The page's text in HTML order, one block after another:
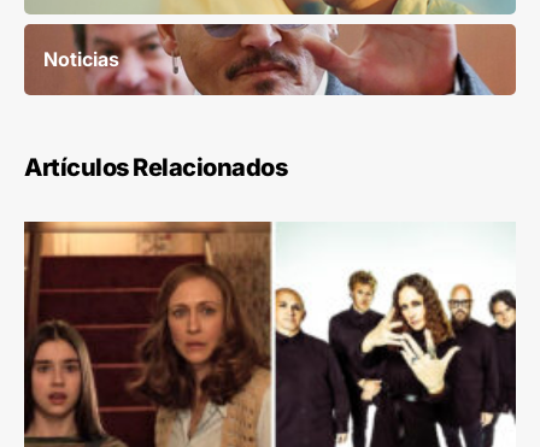
Noticias
Artículos Relacionados